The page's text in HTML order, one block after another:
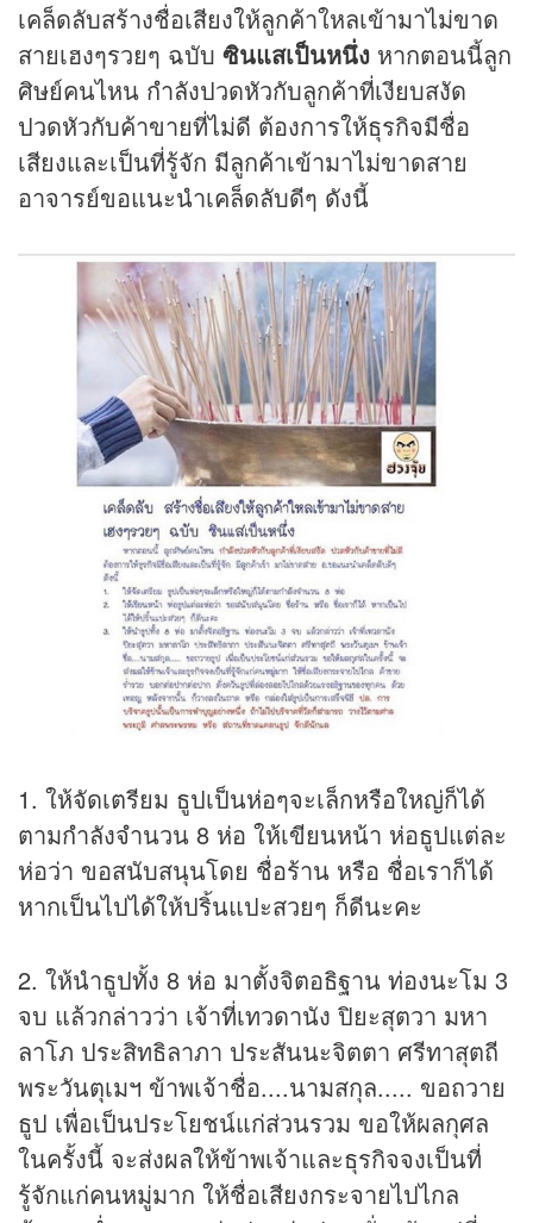
เคล็ดลับสร้างชื่อเสียงให้ลูกค้าใหลเข้ามาไม่ขาด
สายเฮงๆรวยๆ ฉบับ ซินแสเป็นหนึ่ง หากตอนนี้ลูก
ศิษย์คนไหน กำลังปวดหัวกับลูกค้าที่เงียบสงัด
ปวดหัวกับค้าขายที่ไม่ดี ต้องการให้ธุรกิจมีชื่อ
เสียงและเป็นที่รู้จัก มีลูกค้าเข้ามาไม่ขาดสาย
อาจารย์ขอแนะนำเคล็ดลับดีๆ ดังนี้
1. ให้จัดเตรียม ธูปเป็นห่อๆจะเล็กหรือใหญ่ก็ได้
ตามกำลังจำนวน 8 ห่อ ให้เขียนหน้า ห่อธูปแต่ละ
ห่อว่า ขอสนับสนุนโดย ชื่อร้าน หรือ ชื่อเราก็ได้
หากเป็นไปได้ให้ปริ้นแปะสวยๆ ก็ดีนะคะ
2. ให้นำธูปทั้ง 8 ห่อ มาตั้งจิตอธิฐาน ท่องนะโม 3
จบ แล้วกล่าวว่า เจ้าที่เทวดานัง ปิยะสุตวา มหา
ลาโภ ประสิทธิลาภา ประสันนะจิตตา ศรีทาสุตถี
พระวันตุเมฯ ข้าพเจ้าชื่อ....นามสกุล..... ขอถวาย
ธูป เพื่อเป็นประโยชน์แก่ส่วนรวม ขอให้ผลกุศล
ในครั้งนี้ จะส่งผลให้ข้าพเจ้าและธุรกิจจงเป็นที่
รู้จักแก่คนหมู่มาก ให้ชื่อเสียงกระจายไปไกล